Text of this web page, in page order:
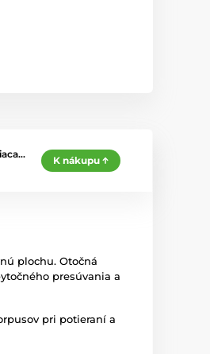
K nákupu
plochu. Otočná
presúvania a
pri potieraní a